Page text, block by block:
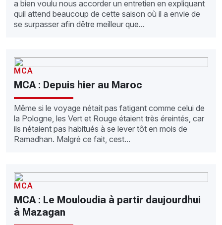
a bien voulu nous accorder un entretien en expliquant
quil attend beaucoup de cette saison où il a envie de
se surpasser afin dêtre meilleur que...
MCA
MCA : Depuis hier au Maroc
Même si le voyage nétait pas fatigant comme celui de
la Pologne, les Vert et Rouge étaient très éreintés, car
ils nétaient pas habitués à se lever tôt en mois de
Ramadhan. Malgré ce fait, cest...
MCA
MCA : Le Mouloudia à partir daujourdhui
à Mazagan